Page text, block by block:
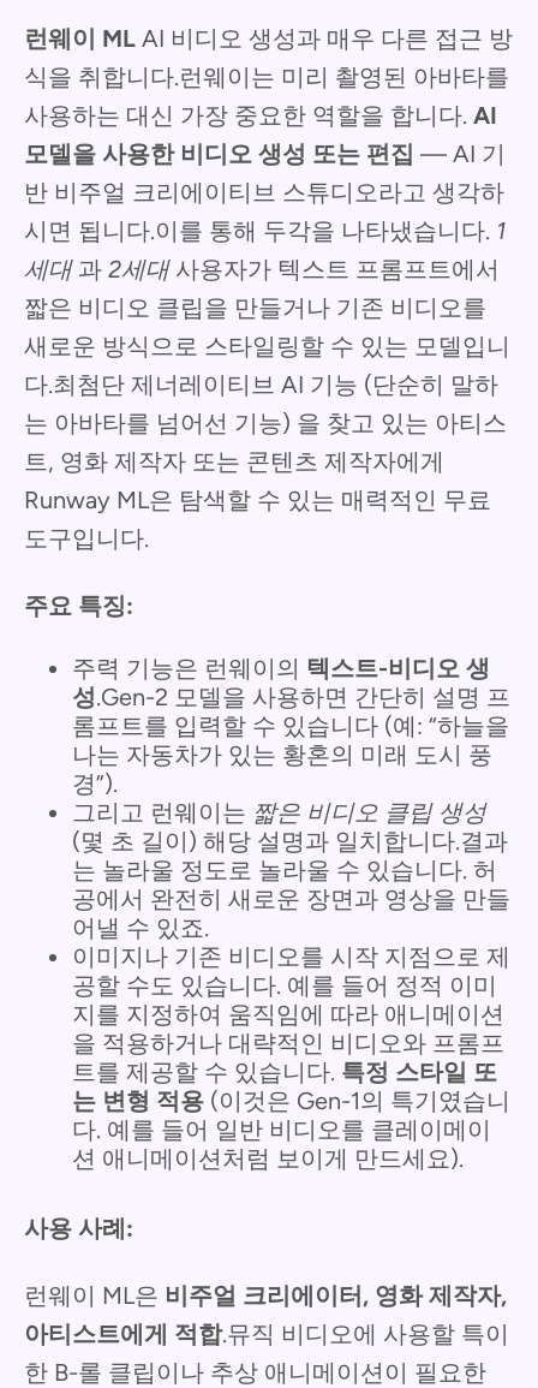
런웨이 ML AI 비디오 생성과 매우 다른 접근 방
식을 취합니다.런웨이는 미리 촬영된 아바타를
사용하는 대신 가장 중요한 역할을 합니다. AI
모델을 사용한 비디오 생성 또는 편집 — AI 기
반 비주얼 크리에이티브 스튜디오라고 생각하
시면 됩니다.이를 통해 두각을 나타냈습니다. 1
세대과 2세대사용자가 텍스트 프롬프트에서
짧은 비디오 클립을 만들거나 기존 비디오를
새로운 방식으로 스타일링할 수 있는 모델입니
다.최첨단 제너레이티브 AI 기능 (단순히 말하
는 아바타를 넘어선 기능) 을 찾고 있는 아티스
트, 영화 제작자 또는 콘텐츠 제작자에게
Runway ML은 탐색할 수 있는 매력적인 무료
도구입니다.
주요 특징:
주력 기능은 런웨이의 텍스트-비디오 생
성.Gen-2 모델을 사용하면 간단히 설명 프
롬프트를 입력할 수 있습니다 (예: “하늘을
나는 자동차가 있는 황혼의 미래 도시 풍
경”).
그리고 런웨이는 짧은 비디오 클립 생성
(몇 초 길이) 해당 설명과 일치합니다.결과
는 놀라울 정도로 놀라울 수 있습니다. 허
공에서 완전히 새로운 장면과 영상을 만들
어낼 수 있죠.
이미지나 기존 비디오를 시작 지점으로 제
공할 수도 있습니다. 예를 들어 정적 이미
지를 지정하여 움직임에 따라 애니메이션
을 적용하거나 대략적인 비디오와 프롬프
트를 제공할 수 있습니다. 특정 스타일 또
는 변형 적용 (이것은 Gen-1의 특기였습니
다. 예를 들어 일반 비디오를 클레이메이
션 애니메이션처럼 보이게 만드세요).
사용 사례:
런웨이 ML은 비주얼 크리에이터, 영화 제작자,
아티스트에게 적합.뮤직 비디오에 사용할 특이
한 B-롤 클립이나 추상 애니메이션이 필요한